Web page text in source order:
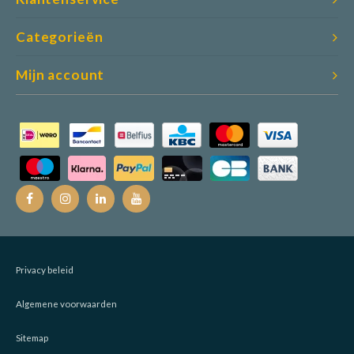
Categorieën
Mijn account
Privacy beleid
Algemene voorwaarden
Sitemap